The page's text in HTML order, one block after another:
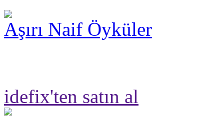
Aşırı Naif Öyküler
idefix'ten satın al